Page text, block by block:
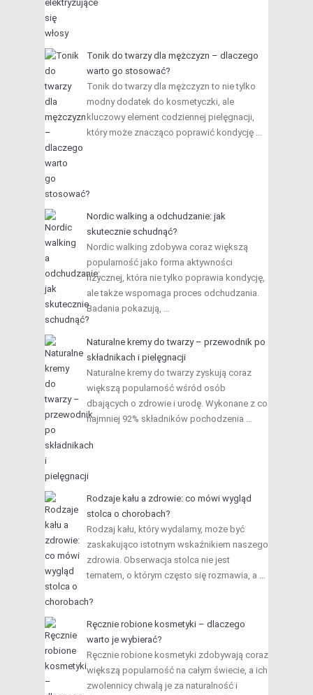
Tonik do twarzy dla mężczyzn – dlaczego
warto go stosować?
Tonik do twarzy dla mężczyzn to nie tylko
modny dodatek do kosmetyczki, ale
kluczowy element codziennej pielęgnacji,
który może znacząco poprawić kondycję …
Nordic walking a odchudzanie: jak
skutecznie schudnąć?
Nordic walking zdobywa coraz większą
popularność jako forma aktywności
fizycznej, która nie tylko poprawia kondycję,
ale także wspomaga proces odchudzania.
Badania pokazują, …
Naturalne kremy do twarzy – przewodnik po
składnikach i pielęgnacji
Naturalne kremy do twarzy zyskują coraz
większą popularność wśród osób
dbających o zdrowie i urodę. Wykonane z co
najmniej 92% składników pochodzenia …
Rodzaje kału a zdrowie: co mówi wygląd
stolca o chorobach?
Rodzaj kału, który wydalamy, może być
zaskakująco istotnym wskaźnikiem naszego
zdrowia. Obserwacja stolca nie jest
tematem, o którym często się rozmawia, a …
Ręcznie robione kosmetyki – dlaczego
warto je wybierać?
Ręcznie robione kosmetyki zdobywają coraz
większą popularność na całym świecie, a ich
zwolennicy chwalą je za naturalność i